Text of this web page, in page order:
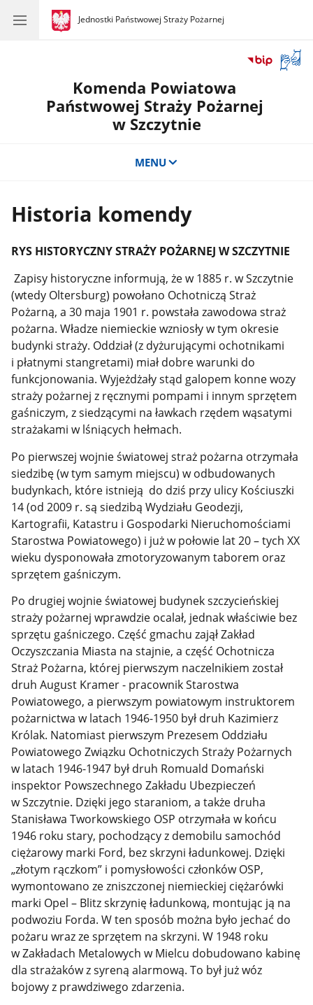
gov.pl
Jednostki Państwowej Straży Pożarnej
gov.pl
Jednostki
okno
Komenda Powiatowa
Państwowej Straży Pożarnej
w Szczytnie
MENU
Historia komendy
RYS HISTORYCZNY STRAŻY POŻARNEJ W SZCZYTNIE
Zapisy historyczne informują, że w 1885 r. w Szczytnie
(wtedy Oltersburg) powołano Ochotniczą Straż
Pożarną, a 30 maja 1901 r. powstała zawodowa straż
pożarna. Władze niemieckie wzniosły w tym okresie
budynki straży. Oddział (z dyżurującymi ochotnikami
i płatnymi stangretami) miał dobre warunki do
funkcjonowania. Wyjeżdżały stąd galopem konne wozy
straży pożarnej z ręcznymi pompami i innym sprzętem
gaśniczym, z siedzącymi na ławkach rzędem wąsatymi
strażakami w lśniących hełmach.
Po pierwszej wojnie światowej straż pożarna otrzymała
siedzibę (w tym samym miejscu) w odbudowanych
budynkach, które istnieją do dziś przy ulicy Kościuszki
14 (od 2009 r. są siedzibą Wydziału Geodezji,
Kartografii, Katastru i Gospodarki Nieruchomościami
Starostwa Powiatowego) i już w połowie lat 20 – tych XX
wieku dysponowała zmotoryzowanym taborem oraz
sprzętem gaśniczym.
Po drugiej wojnie światowej budynek szczycieńskiej
straży pożarnej wprawdzie ocalał, jednak właściwie bez
sprzętu gaśniczego. Część gmachu zajął Zakład
Oczyszczania Miasta na stajnie, a część Ochotnicza
Straż Pożarna, której pierwszym naczelnikiem został
druh August Kramer - pracownik Starostwa
Powiatowego, a pierwszym powiatowym instruktorem
pożarnictwa w latach 1946-1950 był druh Kazimierz
Królak. Natomiast pierwszym Prezesem Oddziału
Powiatowego Związku Ochotniczych Straży Pożarnych
w latach 1946-1947 był druh Romuald Domański
inspektor Powszechnego Zakładu Ubezpieczeń
w Szczytnie. Dzięki jego staraniom, a także druha
Stanisława Tworkowskiego OSP otrzymała w końcu
1946 roku stary, pochodzący z demobilu samochód
ciężarowy marki Ford, bez skrzyni ładunkowej. Dzięki
„złotym rączkom” i pomysłowości członków OSP,
wymontowano ze zniszczonej niemieckiej ciężarówki
marki Opel – Blitz skrzynię ładunkową, montując ją na
podwoziu Forda. W ten sposób można było jechać do
pożaru wraz ze sprzętem na skrzyni. W 1948 roku
w Zakładach Metalowych w Mielcu dobudowano kabinę
dla strażaków z syreną alarmową. To był już wóz
bojowy z prawdziwego zdarzenia.